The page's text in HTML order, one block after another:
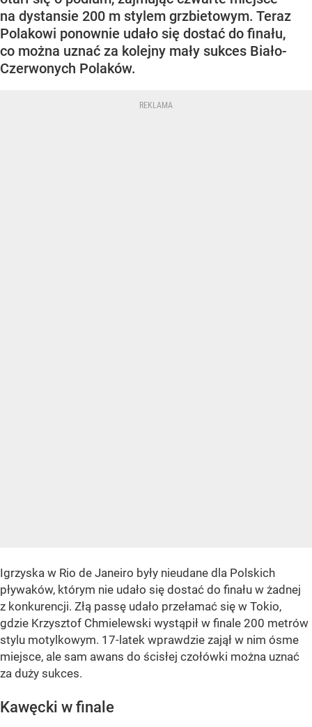
na dystansie 200 m stylem grzbietowym. Teraz
Polakowi ponownie udało się dostać do finału,
co można uznać za kolejny mały sukces Biało-
Czerwonych Polaków.
Igrzyska w Rio de Janeiro były nieudane dla Polskich
pływaków, którym nie udało się dostać do finału w żadnej
z konkurencji. Złą passę udało przełamać się w Tokio,
gdzie Krzysztof Chmielewski wystąpił w finale 200 metrów
stylu motylkowym. 17-latek wprawdzie zajął w nim ósme
miejsce, ale sam awans do ścisłej czołówki można uznać
za duży sukces.
Kawęcki w finale